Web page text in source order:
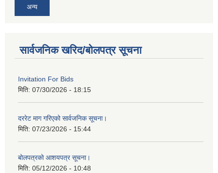
अन्य
सार्वजनिक खरिद/बोलपत्र सूचना
Invitation For Bids
मिति: 07/30/2026 - 18:15
दररेट माग गरिएको सार्वजनिक सूचना।
मिति: 07/23/2026 - 15:44
बोलपत्रको आशयपत्र सूचना।
मिति: 05/12/2026 - 10:48